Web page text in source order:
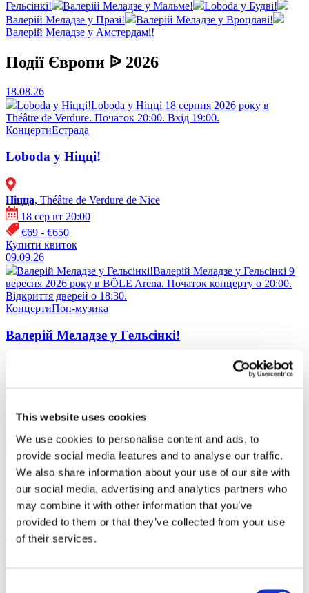
This website uses cookies
We use cookies to personalise content and ads, to
provide social media features and to analyse our traffic.
We also share information about your use of our site with
our social media, advertising and analytics partners who
may combine it with other information that you’ve
provided to them or that they’ve collected from your use
of their services.
Гельсінкі!
Валерій Меладзе у Мальме!
Loboda у Будві!
Валерій Меладзе у Празі!
Валерій Меладзе у Вроцлаві!
Валерій Меладзе у Амстердамі!
Події Європи ᐉ 2026
18.08.26
Loboda у Ніцці!Loboda у Ніцці 18 серпня 2026 року в
Théâtre de Verdure. Початок 20:00. Вхід 19:00.
КонцертиЕстрада
Loboda у Ніцці!
Ніцца, Théâtre de Verdure de Nice
18 сер вт 20:00
€69 - €650
Купити квиток
09.09.26
Валерій Меладзе у Гельсінкі!Валерій Меладзе у Гельсінкі 9
вересня 2026 року в BÖLE Arena. Початок концерту о 20:00.
Відкриття дверей о 18:30.
КонцертиПоп-музика
Валерій Меладзе у Гельсінкі!
€59
Купити квиток
13.09.26
Валерій Меладзе у Мальме!
Валерій Меладзе у Мальме 13
вересня 2026 року в Malmö Live. Початок концерту 18:00.
Відкриття дверей о 17:00.
КонцертиПоп-музика
Валерій Меладзе у Мальме!